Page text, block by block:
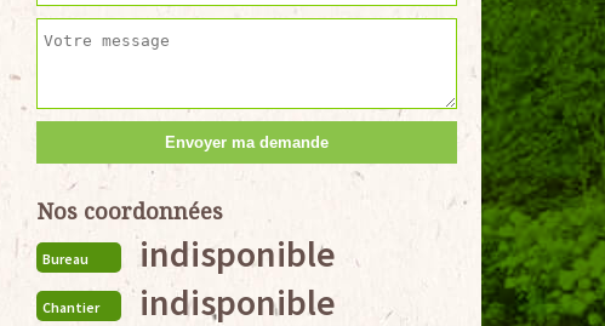
Nos coordonnées
Bureau indisponible
Chantier indisponible